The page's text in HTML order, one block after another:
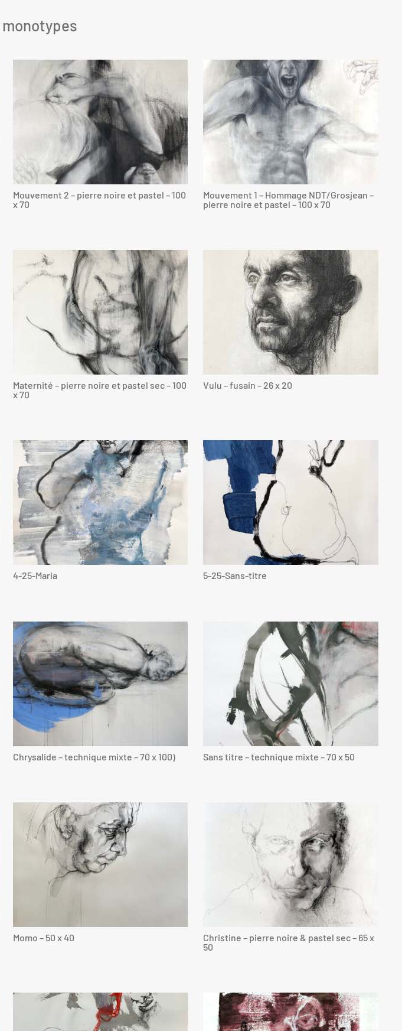
Mouvement 2 – pierre noire et pastel – 100
x 70
Mouvement 1 – Hommage NDT/Grosjean –
pierre noire et pastel – 100 x 70
Maternité – pierre noire et pastel sec – 100
x 70
Vulu – fusain – 26 x 20
4-25-Maria 5-25-Sans-titre
Chrysalide – technique mixte – 70 x 100) Sans titre – technique mixte – 70 x 50
Momo – 50 x 40
Christine – pierre noire & pastel sec – 65 x
50